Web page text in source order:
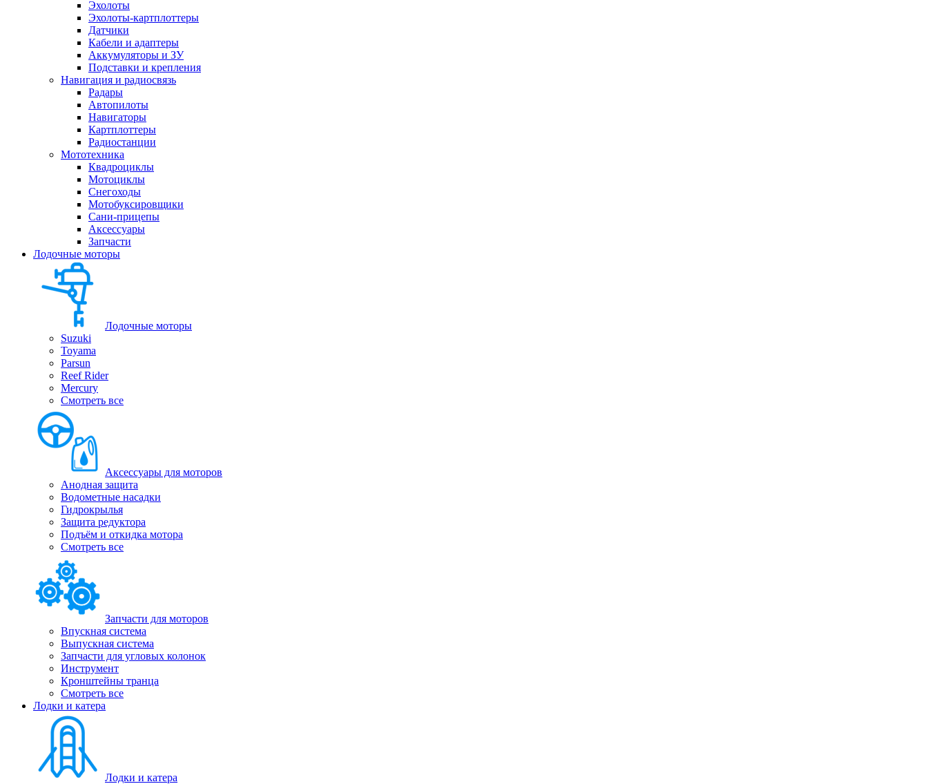
Эхолоты
Эхолоты-картплоттеры
Датчики
Кабели и адаптеры
Аккумуляторы и ЗУ
Подставки и крепления
Навигация и радиосвязь
Радары
Автопилоты
Навигаторы
Картплоттеры
Радиостанции
Мототехника
Квадроциклы
Мотоциклы
Снегоходы
Мотобуксировщики
Сани-прицепы
Аксессуары
Запчасти
Лодочные моторы
Лодочные моторы
Suzuki
Toyama
Parsun
Reef Rider
Mercury
Смотреть все
Аксессуары для моторов
Анодная защита
Водометные насадки
Гидрокрылья
Защита редуктора
Подъём и откидка мотора
Смотреть все
Запчасти для моторов
Впускная система
Выпускная система
Запчасти для угловых колонок
Инструмент
Кронштейны транца
Смотреть все
Лодки и катера
Лодки и катера